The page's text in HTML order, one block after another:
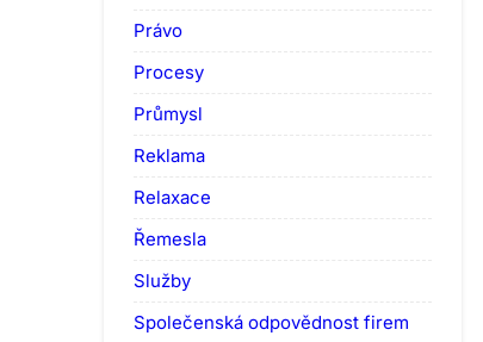
Právo
Procesy
Průmysl
Reklama
Relaxace
Řemesla
Služby
Společenská odpovědnost firem